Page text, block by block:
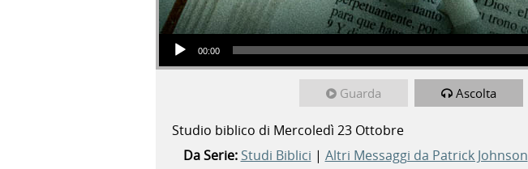
Audio Player
00:00
Guarda Ascolta
Studio biblico di Mercoledì 23 Ottobre
Da Serie: Studi Biblici | Altri Messaggi da Patrick Johnson